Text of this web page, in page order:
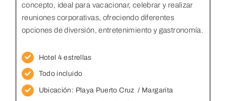
concepto, ideal para vacacionar, celebrar y realizar
reuniones corporativas, ofreciendo diferentes
opciones de diversión, entretenimiento y gastronomía.
Hotel 4 estrellas
Todo incluido
Ubicación: Playa Puerto Cruz / Margarita